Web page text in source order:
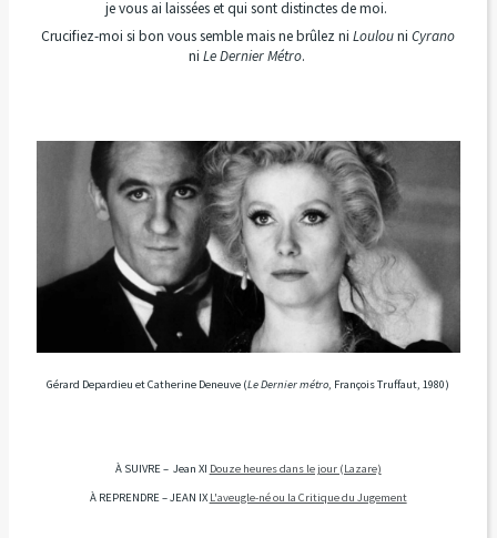
je vous ai laissées et qui sont distinctes de moi.
Crucifiez-moi si bon vous semble mais ne brûlez niLoulouniCyrano
ni Le Dernier Métro.
Gérard Depardieu et Catherine Deneuve (Le Dernier métro, François Truffaut, 1980)
À SUIVRE – Jean XI Douze heures dans le jour (Lazare)
À REPRENDRE – JEAN IX L'aveugle-né ou la Critique du Jugement